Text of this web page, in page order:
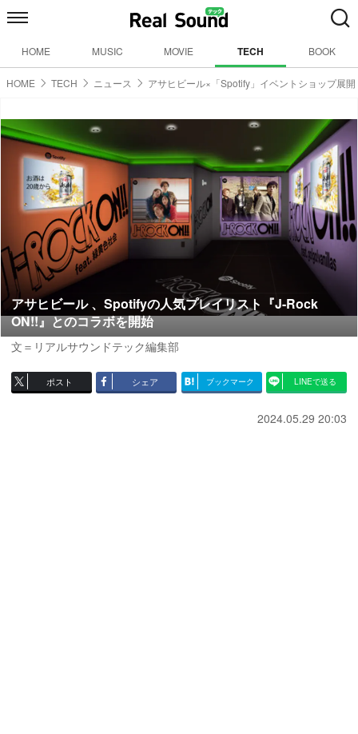
HOME MUSIC MOVIE TECH BOOK
HOME TECH ニュース アサヒビール×「Spotify」イベントショップ展開
アサヒビール 、Spotifyの人気プレイリスト『J-Rock
ON!!』とのコラボを開始
文＝リアルサウンドテック編集部
ポスト シェア ブックマーク LINEで送る
2024.05.29 20:03